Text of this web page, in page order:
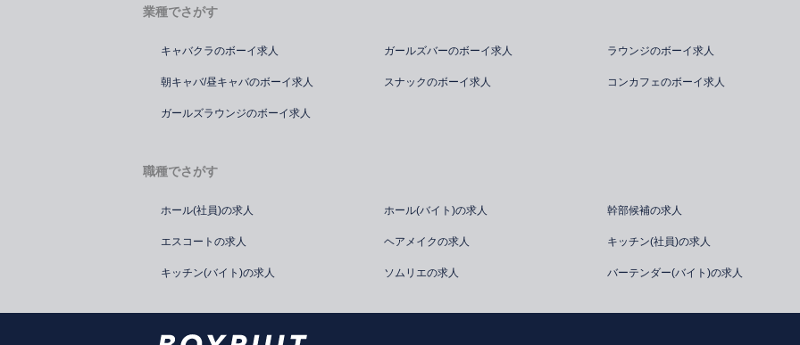
業種でさがす
キャバクラのボーイ求人 ガールズバーのボーイ求人 ラウンジのボーイ求人
朝キャバ/昼キャバのボーイ求人 スナックのボーイ求人 コンカフェのボーイ求人
ガールズラウンジのボーイ求人
職種でさがす
ホール(社員)の求人 ホール(バイト)の求人 幹部候補の求人
エスコートの求人 ヘアメイクの求人 キッチン(社員)の求人
キッチン(バイト)の求人 ソムリエの求人 バーテンダー(バイト)の求人